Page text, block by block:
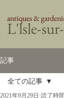
​L'lsle-
antiques &
記事
全ての記事
2021年9月29日 読了時